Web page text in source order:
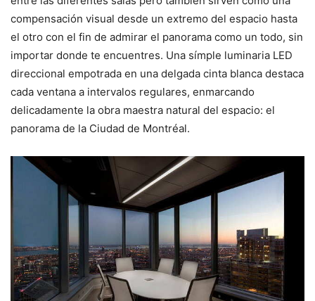
compensación visual desde un extremo del espacio hasta
el otro con el fin de admirar el panorama como un todo, sin
importar donde te encuentres. Una símple luminaria LED
direccional empotrada en una delgada cinta blanca destaca
cada ventana a intervalos regulares, enmarcando
delicadamente la obra maestra natural del espacio: el
panorama de la Ciudad de Montréal.